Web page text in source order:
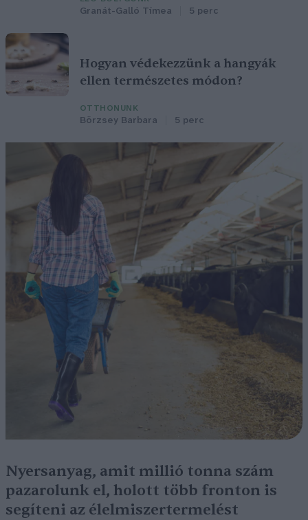
Granát-Galló Tímea 5 perc
Hogyan védekezzünk a hangyák
ellen természetes módon?
OTTHONUNK
Börzsey Barbara 5 perc
Nyersanyag, amit millió tonna szám
pazarolunk el, holott több fronton is
segíteni az élelmiszertermelést